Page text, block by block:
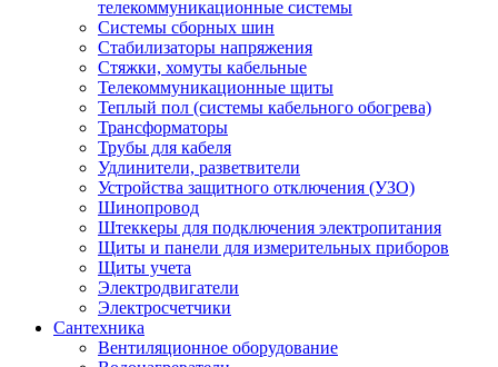
телекоммуникационные системы
Системы сборных шин
Стабилизаторы напряжения
Стяжки, хомуты кабельные
Телекоммуникационные щиты
Теплый пол (системы кабельного обогрева)
Трансформаторы
Трубы для кабеля
Удлинители, разветвители
Устройства защитного отключения (УЗО)
Шинопровод
Штеккеры для подключения электропитания
Щиты и панели для измерительных приборов
Щиты учета
Электродвигатели
Электросчетчики
Сантехника
Вентиляционное оборудование